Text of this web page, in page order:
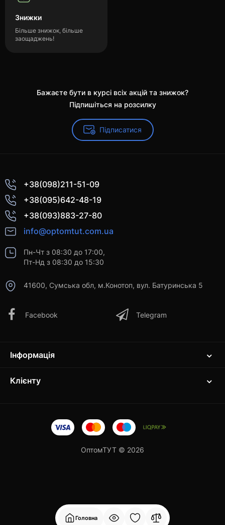
Головна
Знижки
Більше знижок, більше
заощаджень!
Бажаєте бути в курсі всіх акцій та знижок?
Підпишіться на розсилку
Підписатися
+38(098)211-51-09
+38(095)642-48-19
+38(093)883-27-80
info@optomtut.com.ua
Пн-Чт з 08:30 до 17:00,
Пт-Нд з 08:30 до 15:30
41600, Сумська обл, м.Конотоп, вул. Батуринська 5
Facebook Telegram
Інформація
Клієнту
ОптомТУТ © 2026